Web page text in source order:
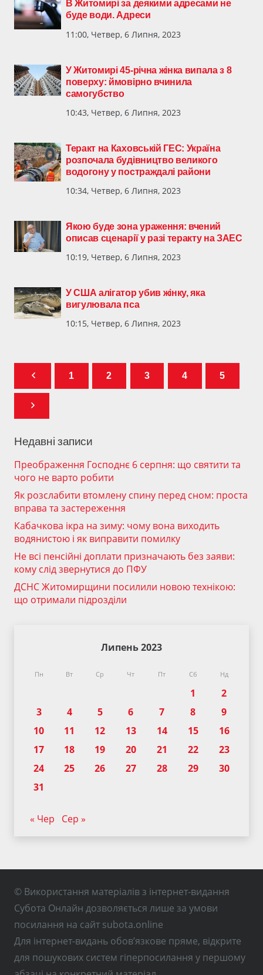
В Житомирі за деякими адресами не
буде води. Адреси
11:00, Четвер, 6 Липня, 2023
У Житомирі 45-річна жінка випала з 8
поверху: ймовірно вчинила
самогубство
10:43, Четвер, 6 Липня, 2023
Теракт на Каховській ГЕС: Україна
розпочала будівництво великого
водогону у постраждалі райони
10:34, Четвер, 6 Липня, 2023
Якою буде зона ураження: вчений
описав сценарії у разі теракту на ЗАЕС
10:19, Четвер, 6 Липня, 2023
У США алігатор убив жінку, яка
вигулювала пса
10:15, Четвер, 6 Липня, 2023
1 2 3 4 5
Недавні записи
Преображення Господнє 6 серпня: що святити та
чого не варто робити
Як розслабити втомлену спину перед сном: проста
вправа та застереження
Кабачкова ікра на зиму: чому вона виходить
водянистою і як виправити помилку
Не всі пенсійні доплати призначають без заяви:
кому слід звернутися до ПФУ
ДСНС Житомирщини посилили новою технікою:
що отримали підрозділи
Липень 2023
Пн Вт Ср Чт Пт Сб Нд
1
2
3
4 5 6 7 8
9
10
11 12 13 14 15
16
17
18 19 20 21 22
23
24
25 26 27 28 29
30
31
« Чер Сер »
© Використання матеріалів з інтернет-видання
Субота Онлайн дозволяється лише за умови
посилання на сайт subota.online
Для інтернет-видань обов’язкове пряме, відкрите
для пошукових систем гіперпосилання у першому